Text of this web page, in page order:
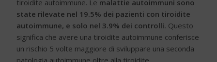
tiroidite autoimmune. Le malattie autoimmuni sono
state rilevate nel 19.5% dei pazienti con tiroidite
autoimmune, e solo nel 3.9% dei controlli. Questo
significa che avere una tiroidite autoimmune conferisce
un rischio 5 volte maggiore di sviluppare una seconda